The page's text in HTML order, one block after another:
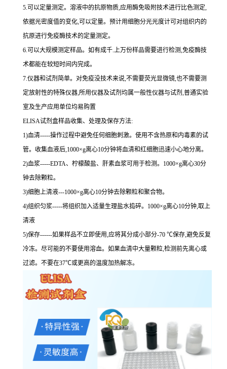
5.可以定量测定。溶液中的抗原物质,应用酶免吸附技术进行比色测定,
依据光密度值的变化,可以定量。预计用细胞分光光度计可对组织内的
抗原进行免疫酶技术的定量测定。
6.可以大规模测定样品。如有成千.上万份样品需要进行检测,免疫酶技
术都能在较短时间内完成。
7.仪器和试剂简单。对免疫没技术来说,不需要荧光显微镜,也不需要测
定放射性的特殊仪器,所用仪器及试剂均属一般性仪器与试剂,普通实验
室及生产应用单位均易购置
ELISA试剂盒样品收集、处理及保存方法:
1)血清-----操作过程中避免任何细胞刺激。使用不含热原和内毒素的试
管。收集血液后,1000×g离心10分钟将血清和红细胞迅速小心地分离。
2)血浆-----EDTA、柠檬酸盐、肝素血浆可用于检测。1000×g离心30分
钟去除颗粒。
3)细胞上清液---1000×g离心10分钟去除颗粒和聚合物。
4)组织匀浆-----将组织加入适量生理盐水捣碎。1000×g离心10分钟,取上
清液
5)保存------如果样品不立即使用,应将其分成小部分-70 ℃保存,避免反复
冷冻。尽可能的不要使用溶血。如果血清中大量颗粒,检测前先离心或
过滤。不要在37℃或更高的温度加热解冻。